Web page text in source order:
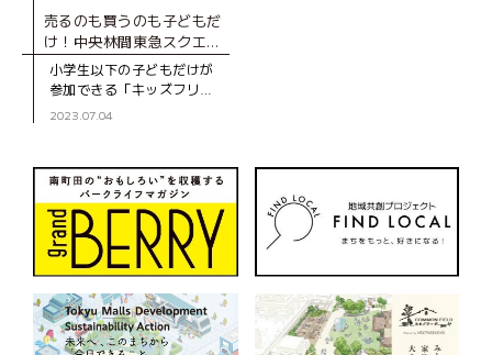
売るのも買うのも子どもだ
け！中央林間東急スクエア
「キッズフリマ」レポート
小学生以下の子どもだけが
参加できる「キッズフリ
マ」。楽しみながら経済に
す。そんな人気イベントが
2022年3月、中央
2023.07.04